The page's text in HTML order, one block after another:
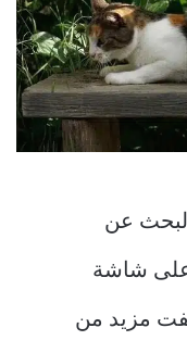
عن
على شاشة
مزيد من